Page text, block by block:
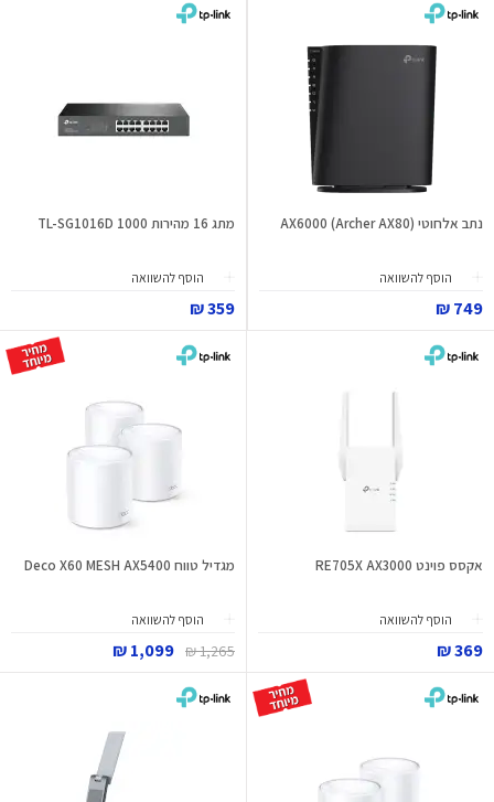
נתב אלחוטי AX6000 (Archer AX80)
הוסף להשוואה
749 ₪
מתג 16 מהירות 1000 TL-SG1016D
הוסף להשוואה
359 ₪
אקסס פוינט RE705X AX3000
הוסף להשוואה
369 ₪
מגדיל טווח Deco X60 MESH AX5400
הוסף להשוואה
1,265 ₪
1,099 ₪